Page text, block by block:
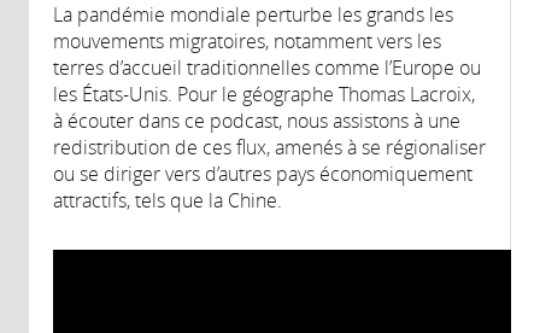
La pandémie mondiale perturbe les grands les
mouvements migratoires, notamment vers les
terres d’accueil traditionnelles comme l’Europe ou
les États-Unis. Pour le géographe Thomas Lacroix,
à écouter dans ce podcast, nous assistons à une
redistribution de ces flux, amenés à se régionaliser
ou se diriger vers d’autres pays économiquement
attractifs, tels que la Chine.